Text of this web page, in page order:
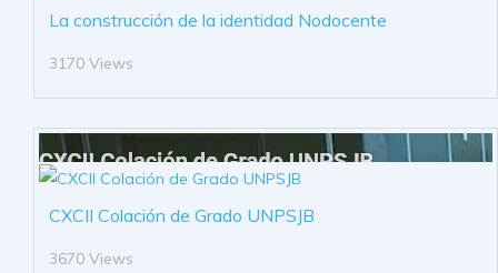
La construcción de la identidad Nodocente
3170 Views
CXCII Colación de Grado UNPSJB
3670 Views